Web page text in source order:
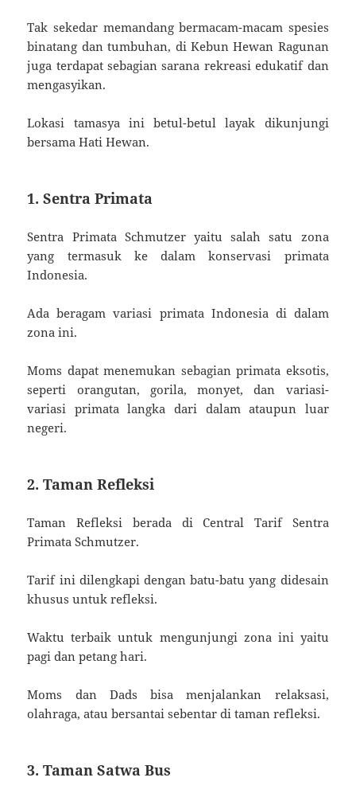
Tak sekedar memandang bermacam-macam spesies
binatang dan tumbuhan, di Kebun Hewan Ragunan
juga terdapat sebagian sarana rekreasi edukatif dan
mengasyikan.
Lokasi tamasya ini betul-betul layak dikunjungi
bersama Hati Hewan.
1. Sentra Primata
Sentra Primata Schmutzer yaitu salah satu zona
yang termasuk ke dalam konservasi primata
Indonesia.
Ada beragam variasi primata Indonesia di dalam
zona ini.
Moms dapat menemukan sebagian primata eksotis,
seperti orangutan, gorila, monyet, dan variasi-
variasi primata langka dari dalam ataupun luar
negeri.
2. Taman Refleksi
Taman Refleksi berada di Central Tarif Sentra
Primata Schmutzer.
Tarif ini dilengkapi dengan batu-batu yang didesain
khusus untuk refleksi.
Waktu terbaik untuk mengunjungi zona ini yaitu
pagi dan petang hari.
Moms dan Dads bisa menjalankan relaksasi,
olahraga, atau bersantai sebentar di taman refleksi.
3. Taman Satwa Bus